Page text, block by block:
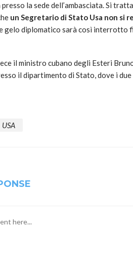
la sede dell’ambasciata. Si
un Segretario di Stato Usa non si
gelo diplomatico sarà così interrotto
il ministro cubano degli Esteri
il dipartimento di Stato, dove i
USA